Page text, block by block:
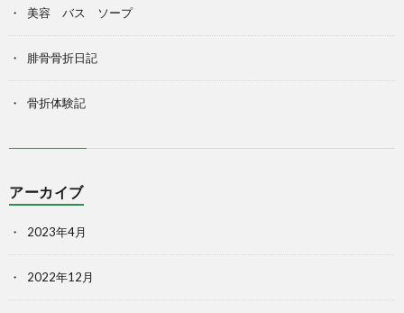
美容 バス ソープ
腓骨骨折日記
骨折体験記
アーカイブ
2023年4月
2022年12月